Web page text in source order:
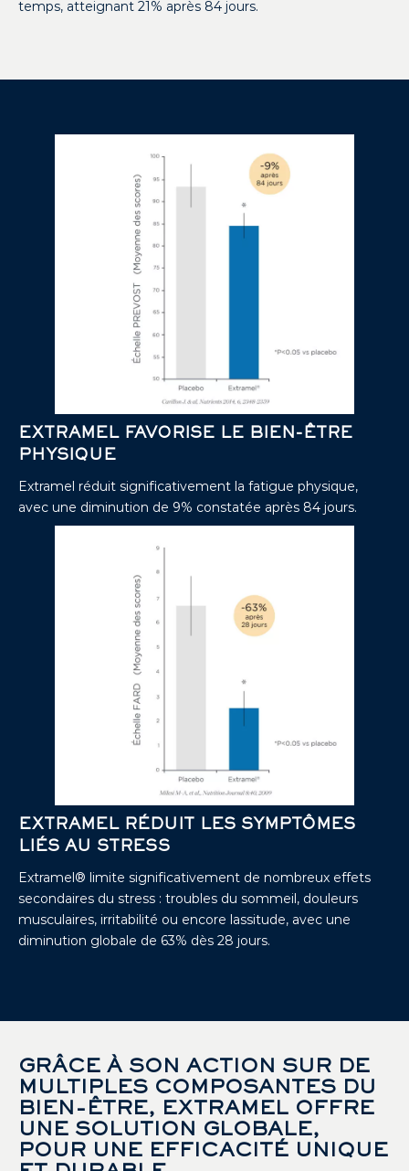
temps, atteignant 21% après 84 jours.
EXTRAMEL FAVORISE LE BIEN-ÊTRE
PHYSIQUE
Extramel réduit significativement la fatigue physique,
avec une diminution de 9% constatée après 84 jours.
EXTRAMEL RÉDUIT LES SYMPTÔMES
LIÉS AU STRESS
Extramel® limite significativement de nombreux effets
secondaires du stress : troubles du sommeil, douleurs
musculaires, irritabilité ou encore lassitude, avec une
diminution globale de 63% dès 28 jours.
GRÂCE À SON ACTION SUR DE
MULTIPLES COMPOSANTES DU
BIEN-ÊTRE, EXTRAMEL OFFRE
UNE SOLUTION GLOBALE,
POUR UNE EFFICACITÉ UNIQUE